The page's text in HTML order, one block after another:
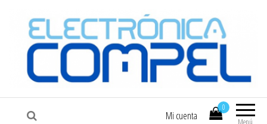
COMPEL Electrónica COMPEL
Menú
0
Mi cuenta